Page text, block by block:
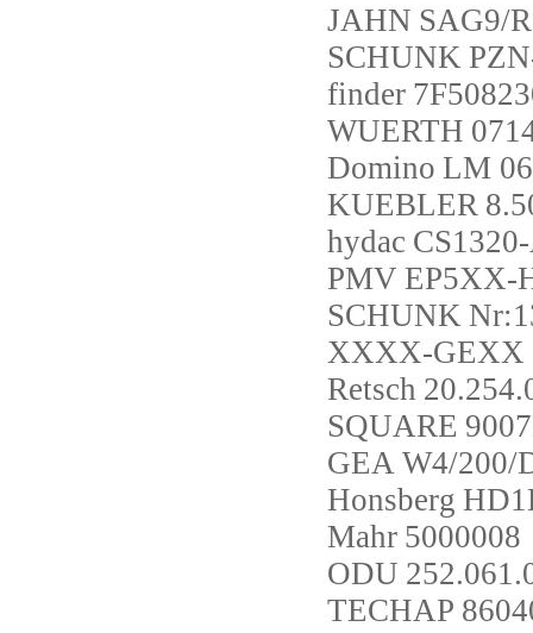
JAHN SAG9/
SCHUNK
finder
WUERTH
Domino LM
KUEBLER
hydac
PMV EP5XX-
SCHUNK
XXXX-GEXX
Retsch
SQUARE
GEA W4/200/
Honsberg
Mahr 5000008
ODU
TECHAP